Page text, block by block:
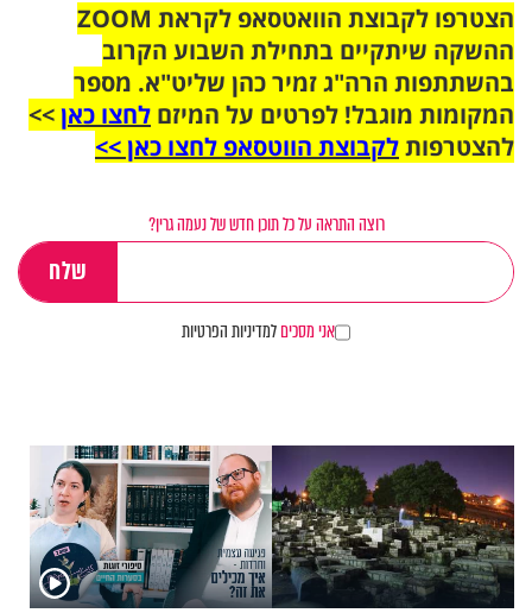
הצטרפו לקבוצת הוואטסאפ לקראת ZOOM
ההשקה שיתקיים בתחילת השבוע הקרוב
בהשתתפות הרה"ג זמיר כהן שליט"א. מספר
המקומות מוגבל! לפרטים על המיזם לחצו כאן>>
להצטרפותלקבוצת הווטסאפ לחצו כאן >>
רוצה התראה על כל תוכן חדש של נעמה גרין?
אני מסכיםלמדיניות הפרטיות